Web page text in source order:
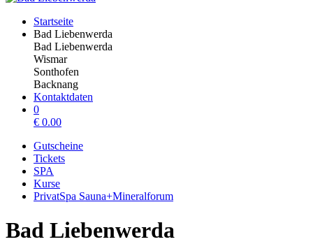
Startseite
Bad Liebenwerda
Bad Liebenwerda
Wismar
Sonthofen
Backnang
Kontaktdaten
0
€ 0.00
Gutscheine
Tickets
SPA
Kurse
PrivatSpa Sauna+Mineralforum
Bad Liebenwerda